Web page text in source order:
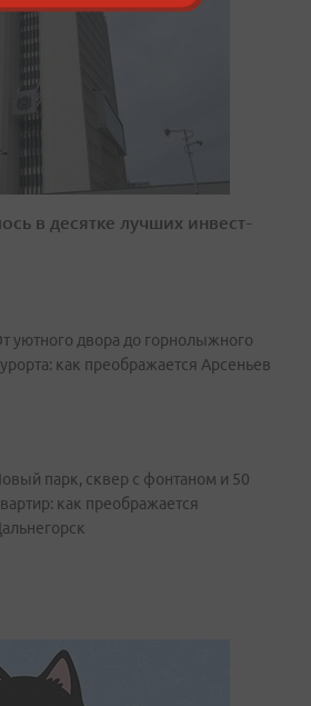
в десятке лучших инвест-
уютного двора до горнолыжного
как преображается Арсеньев
парк, сквер с фонтаном и 50
как преображается